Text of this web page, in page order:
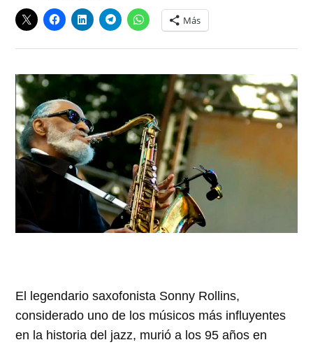
Más
El legendario saxofonista Sonny Rollins,
considerado uno de los músicos más influyentes
en la historia del jazz, murió a los 95 años en